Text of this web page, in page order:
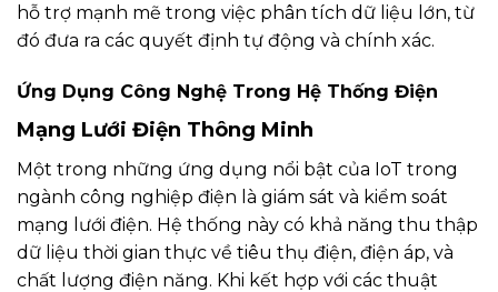
hỗ trợ mạnh mẽ trong việc phân tích dữ liệu lớn, từ
đó đưa ra các quyết định tự động và chính xác.
Ứng Dụng Công Nghệ Trong Hệ Thống Điện
Mạng Lưới Điện Thông Minh
Một trong những ứng dụng nổi bật của IoT trong
ngành công nghiệp điện là giám sát và kiểm soát
mạng lưới điện. Hệ thống này có khả năng thu thập
dữ liệu thời gian thực về tiêu thụ điện, điện áp, và
chất lượng điện năng. Khi kết hợp với các thuật